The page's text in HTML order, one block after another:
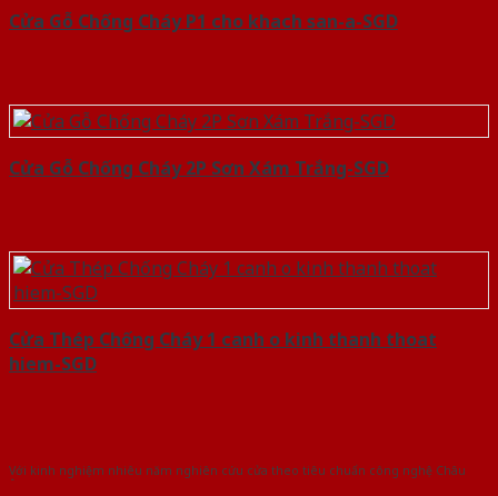
Cửa Gỗ Chống Cháy P1 cho khach san-a-SGD
Cửa Gỗ Chống Cháy 2P Sơn Xám Trắng-SGD
Cửa Thép Chống Cháy 1 canh o kinh thanh thoat
hiem-SGD
Với kinh nghiệm nhiêu năm nghiên cứu cửa theo tiêu chuẩn công nghệ Châu
Âu.Chúng tôi tự tin là nhà sản xuất & cung cấp hàng đầu tại Việt Nam!